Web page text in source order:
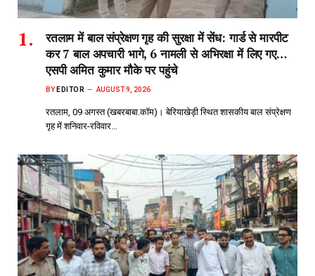
रतलाम में बाल संप्रेक्षण गृह की सुरक्षा में सेंध: गार्ड से मारपीट
कर 7 बाल अपचारी भागे, 6 नामली से अभिरक्षा में लिए गए…
एसपी अमित कुमार मौके पर पहुंचे
BY EDITOR AUGUST 9, 2026
रतलाम, 09 अगस्त (खबरबाबा.कॉम)। बेरियाखेड़ी स्थित शासकीय बाल संप्रेक्षण
गृह में शनिवार-रविवार…